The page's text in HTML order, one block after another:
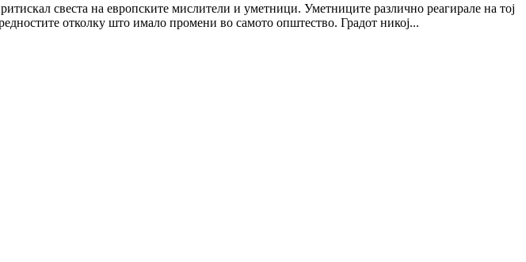
свеста на европските мислители и уметници. Уметниците различно реагирале на тој
отколку што имало промени во самото општество. Градот никој...